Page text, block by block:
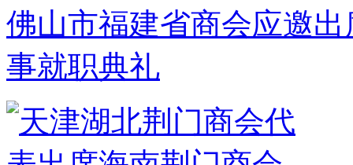
佛山市福建省商会应邀
事就职典礼